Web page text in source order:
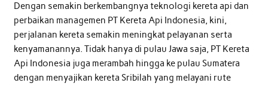
Dengan semakin berkembangnya teknologi kereta api dan
perbaikan managemen PT Kereta Api Indonesia, kini,
perjalanan kereta semakin meningkat pelayanan serta
kenyamanannya. Tidak hanya di pulau Jawa saja, PT Kereta
Api Indonesia juga merambah hingga ke pulau Sumatera
dengan menyajikan kereta Sribilah yang melayani rute